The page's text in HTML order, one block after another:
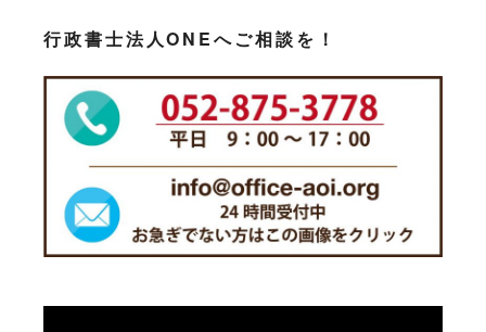
行政書士法人ONEへご相談を！